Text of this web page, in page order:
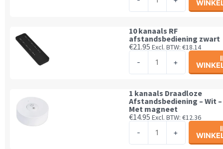
tafel
model
zwart
aantal
10 kanaals RF
afstandsbediening zwart
€21.95 Excl. BTW: €18.14
-
afstandsbediening
zwart
aantal
+
1 kanaals Draadloze
Afstandsbediening – Wit –
Met magneet
€14.95 Excl. BTW: €12.36
-
+